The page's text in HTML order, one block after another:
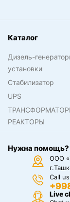
Каталог
Дизель-
установки
Стабилизатор
UPS
РЕАКТОРЫ
Нужна помощь?
ООО
Call
Live